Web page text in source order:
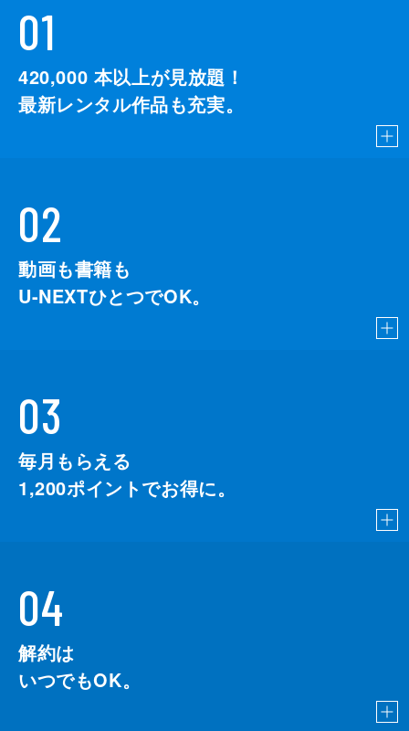
01
420,000 本以上が見放題！
最新レンタル作品も充実。
02
動画も書籍も
U-NEXTひとつでOK。
03
毎月もらえる
1,200ポイントでお得に。
04
解約は
いつでもOK。